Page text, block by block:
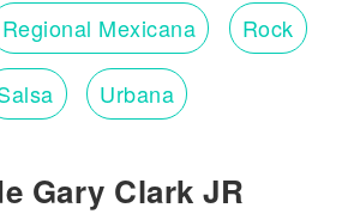
Regional Mexicana Rock
Urbana
Gary Clark JR